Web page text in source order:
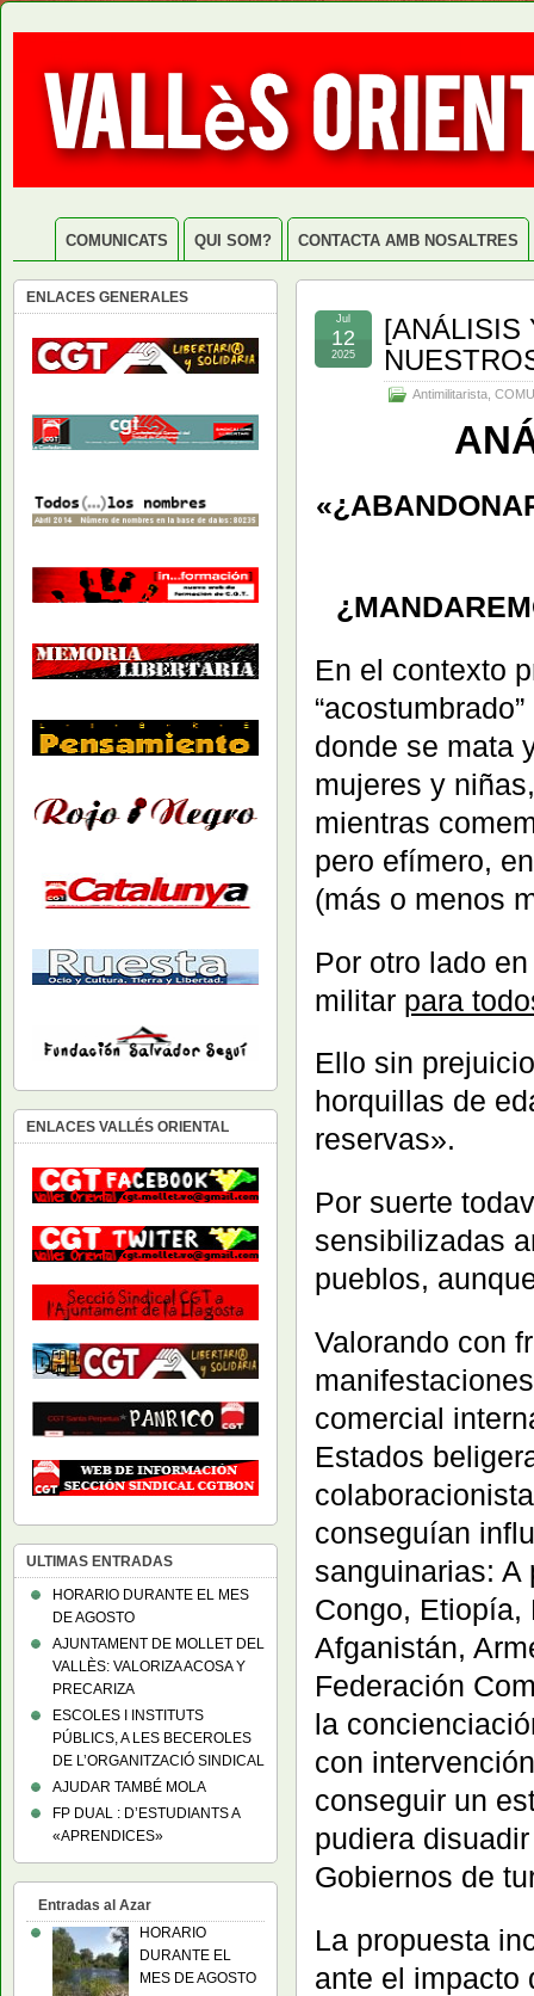
COMUNICATS QUI SOM? CONTACTA AMB NOSALTRES
[ANÁLISIS
Antimilitarista
Jul
12
2025
En el contexto
donde se mata
mujeres y
mientras
pero efímero,
(más o menos
Por otro lado
militar para
Ello sin
horquillas de
reservas».
Por suerte
sensibilizadas
pueblos,
Valorando con
comercial
Estados
conseguían
sanguinarias: A
Congo, Etiopía,
Afganistán,
Federación
la
con
conseguir un
pudiera
Gobiernos de
La propuesta
ante el impacto
ENLACES GENERALES
ENLACES VALLÉS ORIENTAL
ULTIMAS ENTRADAS
HORARIO DURANTE EL MES
DE AGOSTO
AJUNTAMENT DE MOLLET DEL
VALLÈS: VALORIZA ACOSA Y
PRECARIZA
ESCOLES I INSTITUTS
PÚBLICS, A LES BECEROLES
DE L’ORGANITZACIÓ SINDICAL
AJUDAR TAMBÉ MOLA
FP DUAL : D’ESTUDIANTS A
«APRENDICES»
Entradas al Azar
HORARIO
DURANTE EL
MES DE AGOSTO